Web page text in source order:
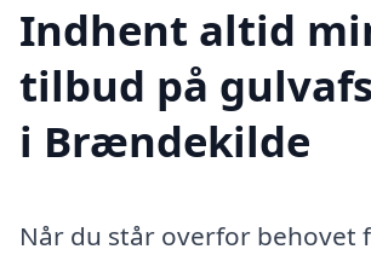
Indhent altid
tilbud på
i Brændekilde
Når du står overfor behovet